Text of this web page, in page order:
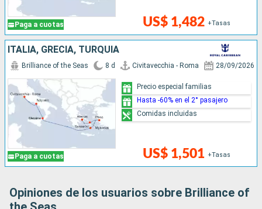
Paga a cuotas US$ 1,482 +Tasas
ITALIA, GRECIA, TURQUÍA
Paga a cuotas
Brilliance of the Seas 8 d Civitavecchia - Roma 28/09/2026
US$ 1,501 +Tasas
Precio especial familias
Hasta -60% en el 2° pasajero
Comidas incluidas
Opiniones de los usuarios sobre Brilliance of